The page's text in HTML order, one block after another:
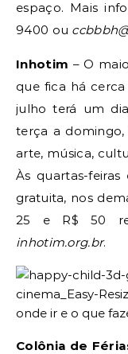
espaço. Mais
9400 ou
Inhotim – O
que fica há
julho terá um
terça a
arte, música,
Às quartas-
gratuita, nos
25 e R$ 50
inhotim.org.br.
Colônia de